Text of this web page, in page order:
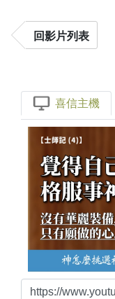
回影片列表
喜信主機